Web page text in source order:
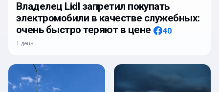
Владелец Lidl запретил покупать
электромобили в качестве служебных:
очень быстро теряют в цене
40
1 день